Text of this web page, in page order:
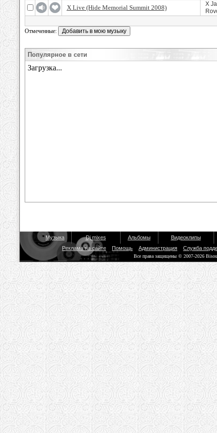
X Live (Hide Memorial Summit 2008)
X
Отмеченные:
Популярное в сети
Музыка Dj mixes Альбомы
Видеоклипы
Реклама на сайте
Помощь Администрация Служба
Все права защищены © 2007-2026